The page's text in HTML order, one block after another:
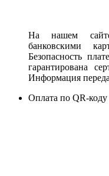
На нашем
банковскими
Безопасность
гарантирована
Информация
Оплата по QR-коду